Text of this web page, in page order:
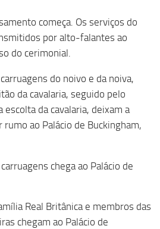
começa. Os serviços do
por alto-falantes ao
do cerimonial.
do noivo e da noiva,
da cavalaria, seguido pelo
escolta da cavalaria, deixam a
ao Palácio de Buckingham,
chega ao Palácio de
Real Britânica e membros das
chegam ao Palácio de